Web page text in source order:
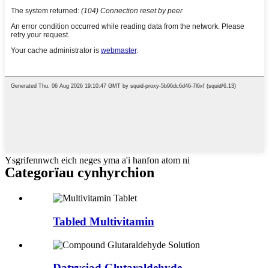
Ysgrifennwch eich neges yma a'i hanfon atom ni
Categorïau cynhyrchion
Tabled Multivitamin